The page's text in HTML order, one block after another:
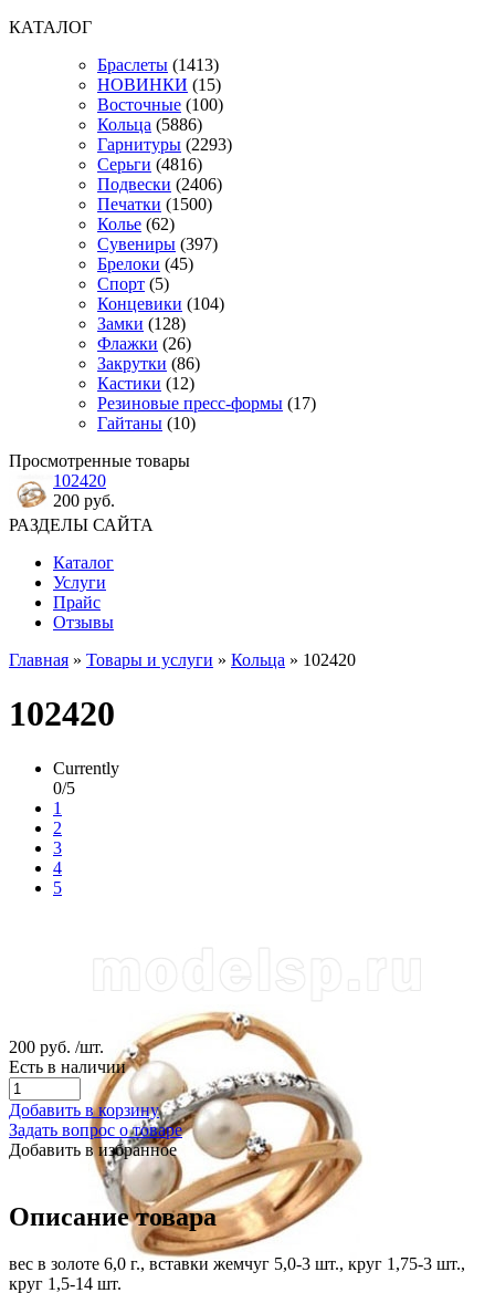
КАТАЛОГ
Браслеты (1413)
НОВИНКИ (15)
Восточные (100)
Кольца (5886)
Гарнитуры (2293)
Серьги (4816)
Подвески (2406)
Печатки (1500)
Колье (62)
Сувениры (397)
Брелоки (45)
Спорт (5)
Концевики (104)
Замки (128)
Флажки (26)
Закрутки (86)
Кастики (12)
Резиновые пресс-формы (17)
Гайтаны (10)
Просмотренные товары
102420
200 руб.
РАЗДЕЛЫ САЙТА
Каталог
Услуги
Прайс
Отзывы
Главная » Товары и услуги » Кольца » 102420
102420
Currently
0/5
1
2
3
4
5
200 руб. /шт.
Есть в наличии
Добавить в корзину
Задать вопрос о товаре
Добавить в избранное
Описание товара
вес в золоте 6,0 г., вставки жемчуг 5,0-3 шт., круг 1,75-3 шт.,
круг 1,5-14 шт.